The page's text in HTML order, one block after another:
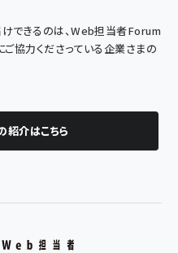
できるのは、Web担当者Forum
協力くださっている企業さまの
紹介はこちら